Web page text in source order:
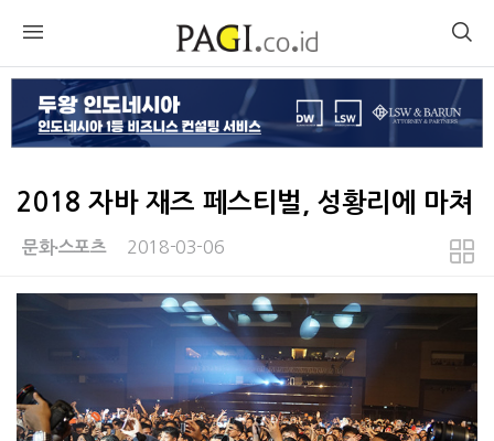
2018 자바 재즈 페스티벌, 성황리에 마쳐
문화∙스포츠 2018-03-06